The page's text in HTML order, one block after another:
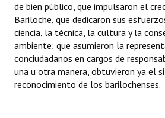
Informes de Unidad Coordinadora
Ejecución Presupuestaria
Actas de Audiencias Públicas
NORMATIVA
de bien público, que impulsaron el
Bariloche, que dedicaron sus
ciencia, la técnica, la cultura y la
ambiente; que asumieron la
conciudadanos en cargos de
una u otra manera, obtuvieron ya el
reconocimiento de los barilochenses.